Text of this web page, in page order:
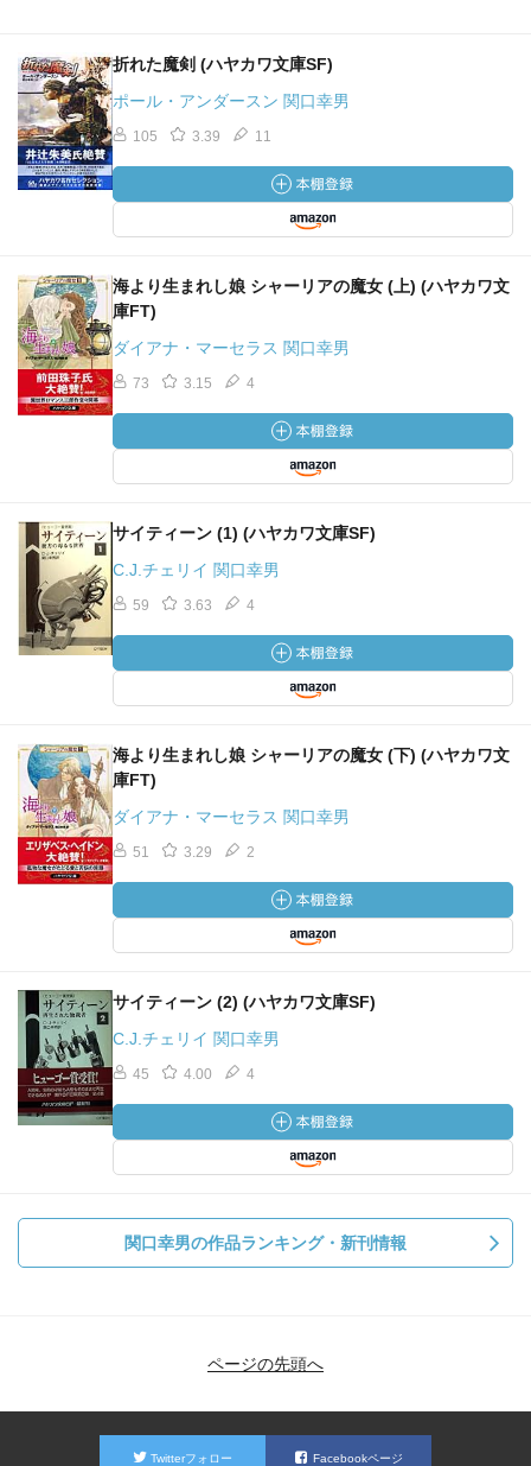
折れた魔剣 (ハヤカワ文庫SF)
ポール・アンダースン 関口幸男
105 3.39 11
海より生まれし娘 シャーリアの魔女 (上) (ハヤカワ文
庫FT)
ダイアナ・マーセラス 関口幸男
73 3.15 4
サイティーン (1) (ハヤカワ文庫SF)
C.J.チェリイ 関口幸男
59 3.63 4
海より生まれし娘 シャーリアの魔女 (下) (ハヤカワ文
庫FT)
ダイアナ・マーセラス 関口幸男
51 3.29 2
サイティーン (2) (ハヤカワ文庫SF)
C.J.チェリイ 関口幸男
45 4.00 4
関口幸男の作品ランキング・新刊情報
ページの先頭へ
Twitterフォロー Facebookページ